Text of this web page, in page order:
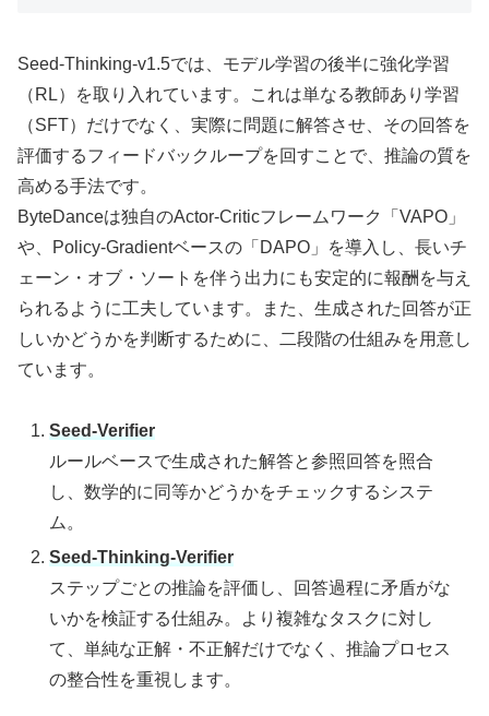
Seed-Thinking-v1.5では、モデル学習の後半に強化学習
（RL）を取り入れています。これは単なる教師あり学習
（SFT）だけでなく、実際に問題に解答させ、その回答を
評価するフィードバックループを回すことで、推論の質を
高める手法です。
ByteDanceは独自のActor-Criticフレームワーク「VAPO」
や、Policy-Gradientベースの「DAPO」を導入し、長いチ
ェーン・オブ・ソートを伴う出力にも安定的に報酬を与え
られるように工夫しています。また、生成された回答が正
しいかどうかを判断するために、二段階の仕組みを用意し
ています。
Seed-Verifier
ルールベースで生成された解答と参照回答を照合
し、数学的に同等かどうかをチェックするシステ
ム。
Seed-Thinking-Verifier
ステップごとの推論を評価し、回答過程に矛盾がな
いかを検証する仕組み。より複雑なタスクに対し
て、単純な正解・不正解だけでなく、推論プロセス
の整合性を重視します。